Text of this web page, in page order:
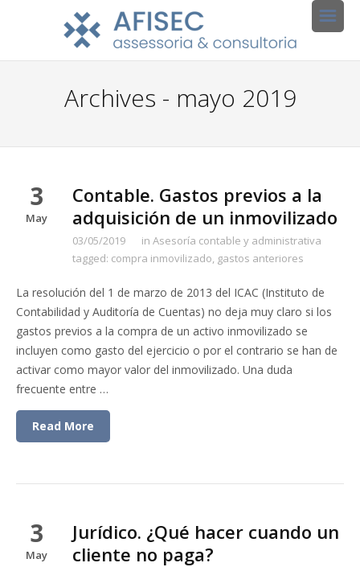
Archives - mayo 2019
3
May
Contable. Gastos previos a la
adquisición de un inmovilizado
03/05/2019 in Asesoría contable y administrativa
tagged: compra inmovilizado, gastos anteriores
La resolución del 1 de marzo de 2013 del ICAC (Instituto de
Contabilidad y Auditoría de Cuentas) no deja muy claro si los
gastos previos a la compra de un activo inmovilizado se
incluyen como gasto del ejercicio o por el contrario se han de
activar como mayor valor del inmovilizado. Una duda
frecuente entre …
Read More
3
May
Jurídico. ¿Qué hacer cuando un
cliente no paga?